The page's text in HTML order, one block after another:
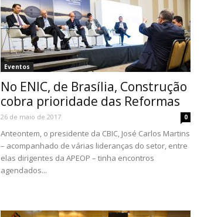
Eventos
No ENIC, de Brasília, Construção
cobra prioridade das Reformas
26 de maio de 2017 0
Anteontem, o presidente da CBIC, José Carlos Martins
– acompanhado de várias lideranças do setor, entre
elas dirigentes da APEOP – tinha encontros
agendados...